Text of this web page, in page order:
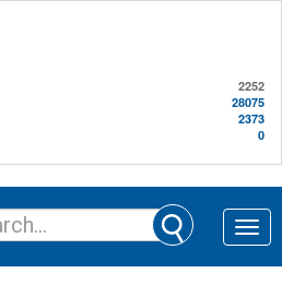
2252
28075
2373
0
Toggle